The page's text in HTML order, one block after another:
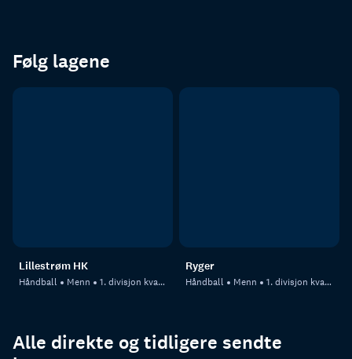
Følg lagene
Lillestrøm HK
Håndball Menn 1. divisjon kvalifisering, menn - 1
Ryger
Håndball Menn 1. divisjon kvalifisering, menn - 2
Alle direkte og tidligere sendte